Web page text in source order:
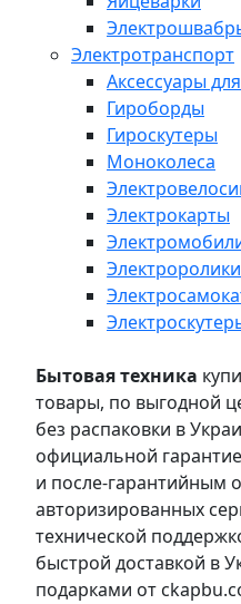
Электротранспорт
Аксессуары
Гироборды
Гироскутеры
Моноколеса
Электрокарты
Электроролики
Бытовая техника
товары, по выгодной
без распаковки в
официальной
и после-гарантийным
авторизированных
технической
быстрой доставкой в
подарками от